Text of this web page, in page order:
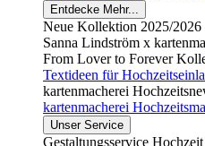
Entdecke Mehr...
Neue Kollektion 2025/2026
Sanna Lindström x
From Lover to Forever
Textideen für
kartenmacherei
kartenmacherei
Unser Service
Gestaltungsservice Hochzeit